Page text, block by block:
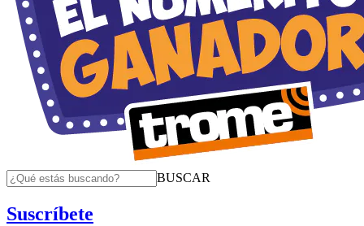
BUSCAR
Suscríbete